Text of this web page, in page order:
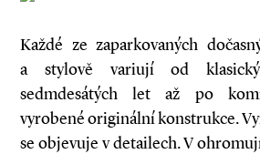
Každé ze zaparkovaných
a stylově variují od
sedmdesátých let až po
vyrobené originální konstrukce.
se objevuje v detailech. V